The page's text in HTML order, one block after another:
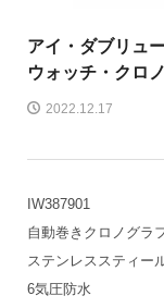
アイ・ダブリュ
ウォッチ・クロ
2022.12.17
IW387901
自動巻きクロノグラ
ステンレススティー
6気圧防水